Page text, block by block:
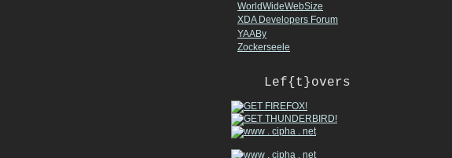
WorldWideWebSize
XDA Developers Forum
YAABy
Zockerseele
Lef{t}overs